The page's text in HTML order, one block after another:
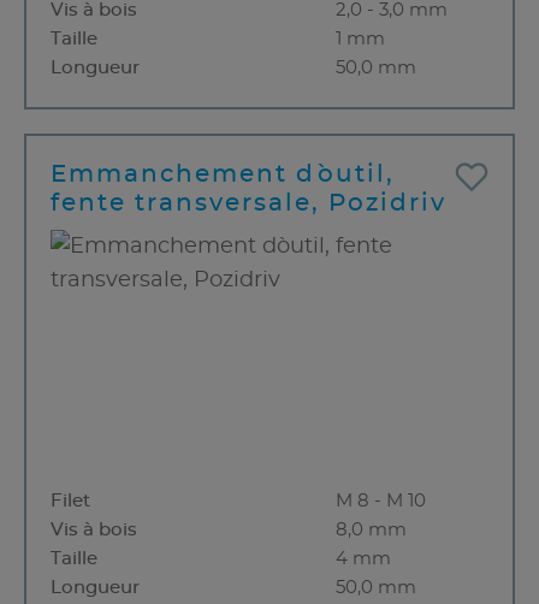
Vis à bois
2,0 - 3,0 mm
Taille
1 mm
Longueur
50,0 mm
Emmanchement d`outil,
fente transversale, Pozidriv
Filet
M 8 - M 10
Vis à bois
8,0 mm
Taille
4 mm
Longueur
50,0 mm